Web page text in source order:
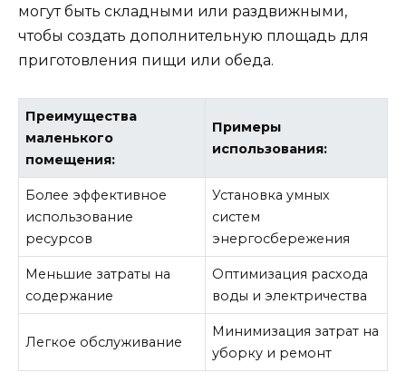
могут быть складными или раздвижными,
чтобы создать дополнительную площадь для
приготовления пищи или обеда.
Преимущества
маленького
помещения:
Примеры
использования:
Более эффективное
использование
ресурсов
Установка умных
систем
энергосбережения
Меньшие затраты на
содержание
Оптимизация расхода
воды и электричества
Легкое обслуживание
Минимизация затрат на
уборку и ремонт